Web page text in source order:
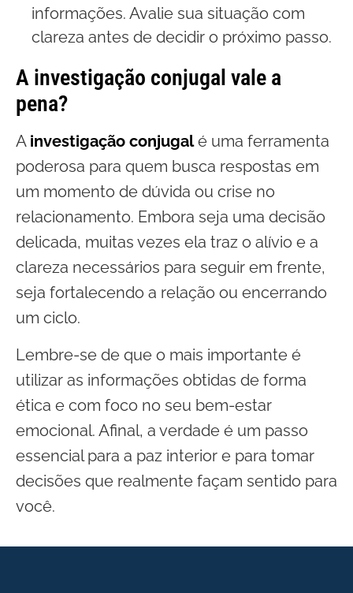
informações. Avalie sua situação com
clareza antes de decidir o próximo passo.
A investigação conjugal vale a
pena?
A investigação conjugalé uma ferramenta
poderosa para quem busca respostas em
um momento de dúvida ou crise no
relacionamento. Embora seja uma decisão
delicada, muitas vezes ela traz o alívio e a
clareza necessários para seguir em frente,
seja fortalecendo a relação ou encerrando
um ciclo.
Lembre-se de que o mais importante é
utilizar as informações obtidas de forma
ética e com foco no seu bem-estar
emocional. Afinal, a verdade é um passo
essencial para a paz interior e para tomar
decisões que realmente façam sentido para
você.